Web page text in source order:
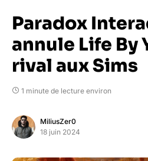
Paradox
annule Life By
rival aux Sims
1 minute de lecture environ
MiliusZer0
18 juin 2024